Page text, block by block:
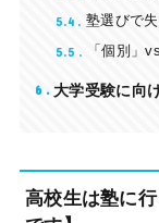
5.4
塾選びで
5.5
「個別」
6 大学受験に向
高校生は塾に